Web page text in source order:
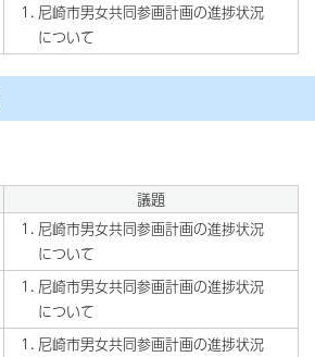
尼崎市男女共同参画計画の進捗状況
について
議題
尼崎市男女共同参画計画の進捗状況
について
尼崎市男女共同参画計画の進捗状況
について
尼崎市男女共同参画計画の進捗状況